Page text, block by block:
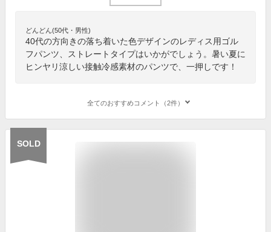
どんどん(50代・男性)
40代の方向きの落ち着いた色デザインのレディス用ゴル
フパンツ、ストレートタイプはいかがでしょう。暑い夏に
ヒンヤリ涼しい接触冷感素材のパンツで、一押しです！
全てのおすすめコメント（2件）
SOLD